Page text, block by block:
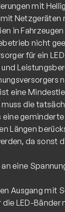
mit
Netzgeräten
in
nicht
für ein
eine
die
Längen
da sonst
eine
Ausgang mit
LED-Bänder